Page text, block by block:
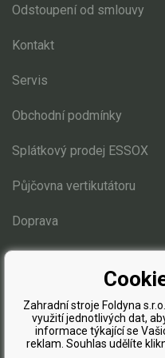
Náhradní díly
Náhradní díly pro
Zahradní traktory
Náhradní díly Starjet
Estate 5092, 6092
Estate 6102
Díly pro motory
Elektro instalace
Odstoupení od smlouvy
Kontakt
Servis
Obchodní podmínky
Splátkový prodej ESSOX
Půjčovna vertikutátoru
Doprava
Blog
Zahradní stroje Foldyna
využití jednotlivých dat,
informace týkající se
reklam. Souhlas udělíte